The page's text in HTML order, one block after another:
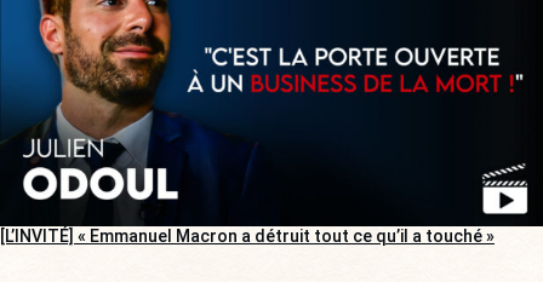
[L’INVITÉ] « Emmanuel Macron a détruit tout ce qu’il a touché »